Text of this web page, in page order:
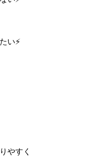
い⚡️
やすく